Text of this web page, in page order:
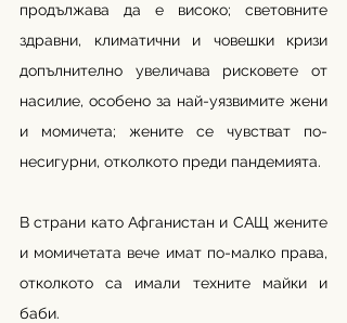
продължава да е високо; световните
здравни, климатични и човешки кризи
допълнително увеличава рисковете от
насилие, особено за най-уязвимите жени
и момичета; жените се чувстват по-
несигурни, отколкото преди пандемията.
В страни като Афганистан и САЩ жените
и момичетата вече имат по-малко права,
отколкото са имали техните майки и
баби.